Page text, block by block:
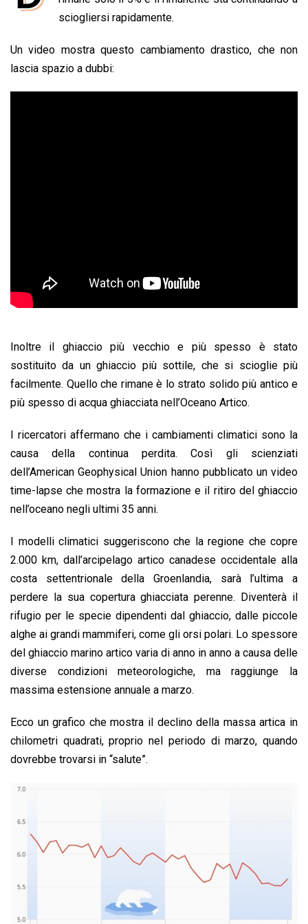
o
k
s
p
p
e
I
n
a
s
l
L
n
sciogliersi rapidamente.
Un video mostra questo cambiamento drastico, che non
lascia spazio a dubbi:
Inoltre il ghiaccio più vecchio e più spesso è stato
sostituito da un ghiaccio più sottile, che si scioglie più
facilmente. Quello che rimane è lo strato solido più antico e
più spesso di acqua ghiacciata nell’Oceano Artico.
I ricercatori affermano che i cambiamenti climatici sono la
causa della continua perdita. Così gli scienziati
dell’American Geophysical Union hanno pubblicato un video
time-lapse che mostra la formazione e il ritiro del ghiaccio
nell’oceano negli ultimi 35 anni.
I modelli climatici suggeriscono che la regione che copre
2.000 km, dall’arcipelago artico canadese occidentale alla
costa settentrionale della Groenlandia, sarà l’ultima a
perdere la sua copertura ghiacciata perenne. Diventerà il
rifugio per le specie dipendenti dal ghiaccio, dalle piccole
alghe ai grandi mammiferi, come gli orsi polari. Lo spessore
del ghiaccio marino artico varia di anno in anno a causa delle
diverse condizioni meteorologiche, ma raggiunge la
massima estensione annuale a marzo.
Ecco un grafico che mostra il declino della massa artica in
chilometri quadrati, proprio nel periodo di marzo, quando
dovrebbe trovarsi in “salute”.